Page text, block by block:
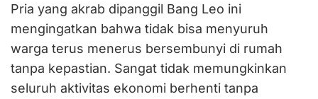
Pria yang akrab dipanggil Bang Leo ini
mengingatkan bahwa tidak bisa menyuruh
warga terus menerus bersembunyi di rumah
tanpa kepastian. Sangat tidak memungkinkan
seluruh aktivitas ekonomi berhenti tanpa